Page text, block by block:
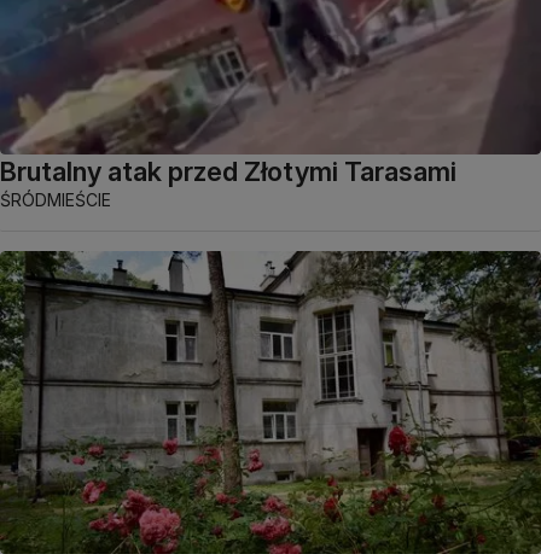
Brutalny atak przed Złotymi Tarasami
ŚRÓDMIEŚCIE